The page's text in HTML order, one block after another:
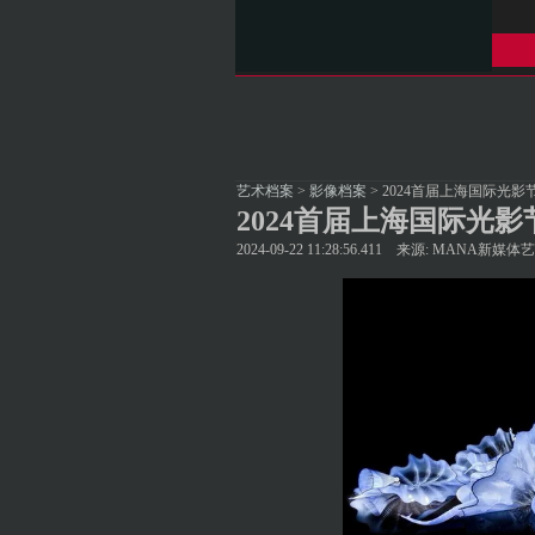
艺术档案 > 影像档案 > 2024首届上海国际光影
2024首届上海国际光
2024-09-22 11:28:56.411 来源: MANA新媒体